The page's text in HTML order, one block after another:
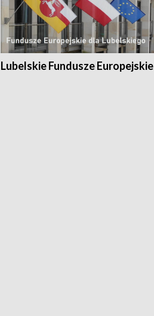
Lubelskie Fundusze Europejskie